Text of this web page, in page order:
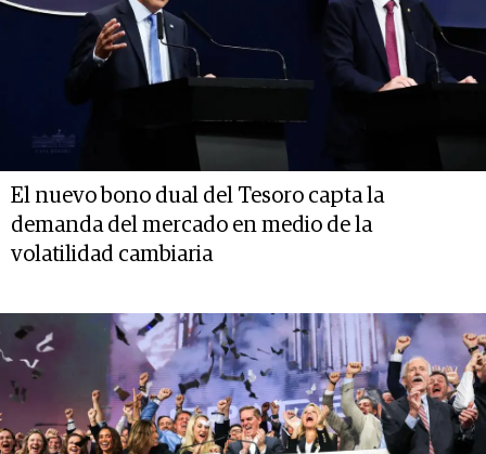
El nuevo bono dual del Tesoro capta la
demanda del mercado en medio de la
volatilidad cambiaria